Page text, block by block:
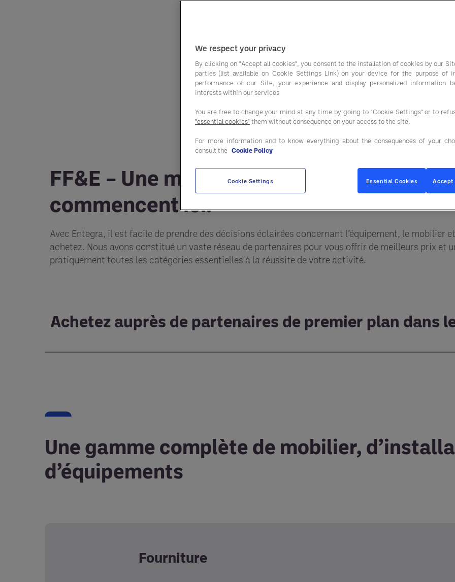
FF&E – Une meilleure préparation et
commencent ici.
Avec Entegra, il est facile de prendre des décisions éclairées concernant l’équipement, le mobilier
achetez. Nous avons constitué un vaste réseau de partenaires pour vous offrir de meilleurs prix et
pratiquement toutes les catégories essentielles à la réussite de votre activité.
Achetez auprès de partenaires de premier plan dans
Une gamme complète de mobilier,
d’équipements
Fourniture
We respect your privacy
By clicking on "Accept all cookies", you consent to the installation of cookies by our
parties (list available on Cookie Settings Link) on your device for the purpose of
performance of our Site, your experience and display personalized information
interests within our services
You are free to change your mind at any time by going to "Cookie Settings" or to
"essential cookies" them without consequence on your access to the site.
For more information and to know everything about the consequences of your
consult the Cookie Policy
Cookie Settings Essential Cookies Accept